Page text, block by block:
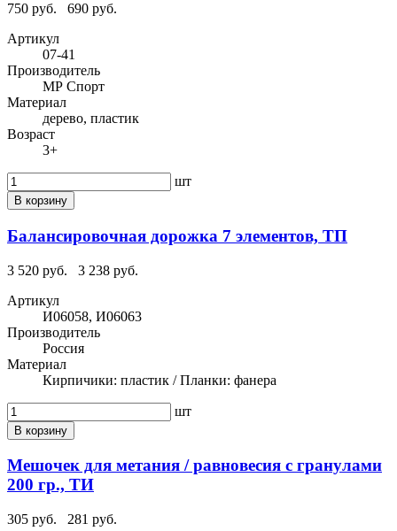
750 руб.
690 руб.
Артикул
07-41
Производитель
МР Спорт
Материал
дерево, пластик
Возраст
3+
шт
В корзину
Балансировочная дорожка 7 элементов, ТП
3 520 руб.
3 238 руб.
Артикул
И06058, И06063
Производитель
Россия
Материал
Кирпичики: пластик / Планки: фанера
шт
В корзину
Мешочек для метания / равновесия с гранулами
200 гр., ТИ
305 руб.
281 руб.